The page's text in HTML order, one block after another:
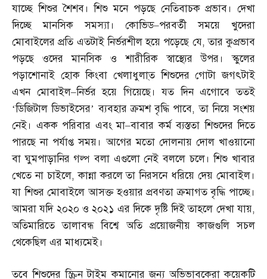
যাচ্ছে শিশুর শৈশব। শিশু মনে পড়ছে নেতিবাচক প্রভাব। দেখা
দিচ্ছে মানসিক সমস্যা। কোভিড–পরবর্তী সময়ে খুদেরা
মোবাইলের প্রতি এতটাই নির্ভরশীল হয়ে পড়েছে যে,তার কুপ্রভাব
পড়ছে ওদের মানসিক ও শারীরিক স্বাস্থ্যের উপর। স্কুলের
পড়াশোনাই হোক কিংবা খেলাধুলা্ত শিশুদের গোটা জগৎটাই
এখন মোবাইল–নির্ভর হয়ে গিয়েছে। যত দিন এগোবে ততই
‘ডিজিটাল ডিভাইসের’ ব্যবহার ক্রমশ বৃদ্ধি পাবে,তা নিয়ে সংশয়
নেই। একক পরিবার এবং মা–বাবার কর্ম ব্যস্ততা শিশুদের দিতে
পারছে না পর্যাপ্ত সময়। আগের মতো দোলনায় দোল খাওয়ানো
বা ঘুমপাড়ানির গল্প বলা এগুলো নেই বললে চলে। শিশু খাবার
খেতে না চাইলে,কান্না করলে তা নিরসনে ধরিয়ে দেয় মোবাইল।
যা শিশুর মোবাইলে আসক্ত হওয়ার প্রবণতা ক্রমাগত বৃদ্ধি পাচ্ছে।
আমরা যদি ২০২০ ও ২০২১ এর দিকে দৃষ্টি দিই তাহলে দেখা যায়,
অতিমারিতে তালাবন্ধ বিশ্বে অতি প্রয়োজনীয় কাজগুলি সচল
থেকেছিল এর মাধ্যমেই।
তবে শিশুদের স্ক্রিন টাইম কমানোর জন্য অভিভাবকেরা কয়েকটি